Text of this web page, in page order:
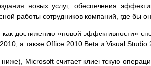
новых услуг, обеспечения
работы сотрудников компаний, где бы
достижению «новой эффективности»
а также Office 2010 Beta и Visual Studio
Microsoft считает клиентскую